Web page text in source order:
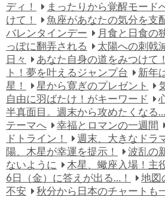
ディ！
まったりから覚醒モード
けて！
魚座があなたの気分を支
バレンタインデー
月食と日食の
っぽに翻弄される
太陽への刺戟
日々
あなた自身の道をみつけて！
ト！夢を叶えるジャンプ台
新年
星！
星から寛ぎのプレゼント
自由に羽ばたけ！がキーワード
半真面目。週末から攻めたくなる…
テーマへ
幸福とロマンの一週間
ドトライン！
週末、大きなドラ
陽、木星が幸運を提示！
波乱の
ないように
木星、蠍座入場！主
6日（金）に答えが出る…！
地図
不安
秋分から日本のチャートも